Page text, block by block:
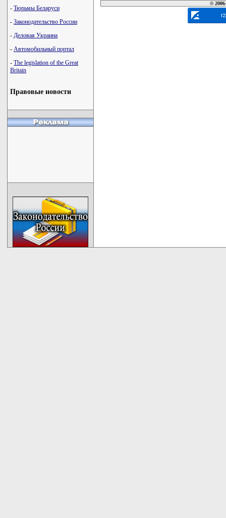
- Тюрьмы Беларуси
- Законодательство России
- Деловая Украина
- Автомобильный портал
- The legislation of the Great
Britain
Правовые новости
©